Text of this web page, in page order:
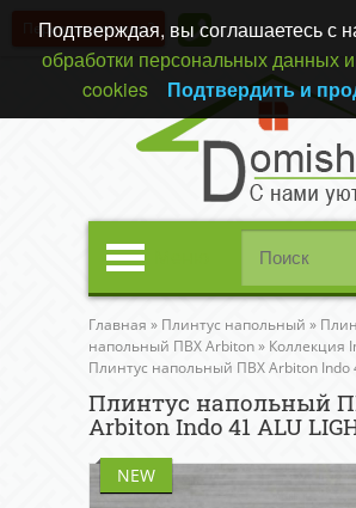
Перезвонить вам?
Главная » Плинтус напольный »
напольный ПВХ Arbiton» Коллекция
Плинтус напольный ПВХ Arbiton Indo
Плинтус напольный
Arbiton Indo 41 ALU
NEW
Подтверждая, вы соглашаетесь с
обработки персональных данных
cookies
Подтвердить и